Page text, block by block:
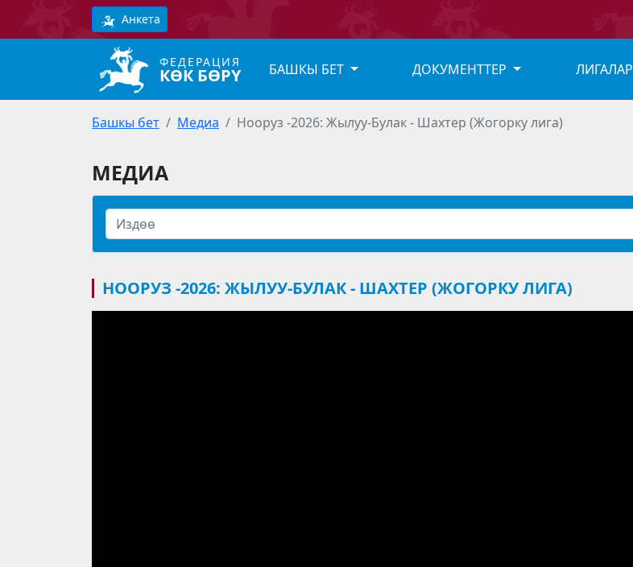
Анкета
ФЕДЕРАЦИЯ
КӨК БӨРҮ БАШКЫ БЕТ ДОКУМЕНТТЕР ЛИГАЛАР
Башкы бет Медиа Нооруз -2026: Жылуу-Булак - Шахтер (Жогорку лига)
МЕДИА
НООРУЗ -2026: ЖЫЛУУ-БУЛАК - ШАХТЕР (ЖОГОРКУ ЛИГА)